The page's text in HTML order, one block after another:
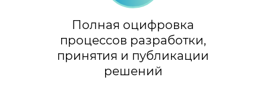
Полная оцифровка
процессов разработки,
принятия и публикации
решений